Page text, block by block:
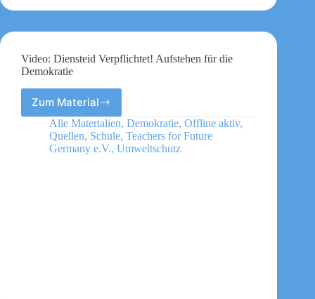
Video: Diensteid Verpflichtet! Aufstehen für die
Demokratie
Zum Material
Video:
Diensteid
Verpflichtet!
Aufstehen
Alle Materialien, Demokratie, Offline aktiv,
Quellen, Schule, Teachers for Future
Germany e.V., Umweltschutz